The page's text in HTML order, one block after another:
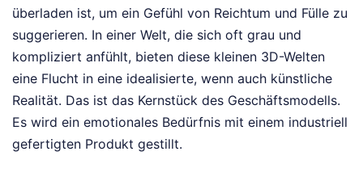
überladen ist, um ein Gefühl von Reichtum und Fülle zu
suggerieren. In einer Welt, die sich oft grau und
kompliziert anfühlt, bieten diese kleinen 3D-Welten
eine Flucht in eine idealisierte, wenn auch künstliche
Realität. Das ist das Kernstück des Geschäftsmodells.
Es wird ein emotionales Bedürfnis mit einem industriell
gefertigten Produkt gestillt.